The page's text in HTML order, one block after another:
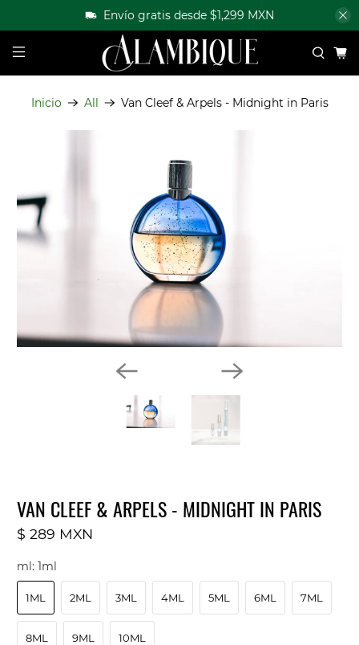
Envío gratis desde $1,299 MXN
Inicio All Van Cleef & Arpels - Midnight in Paris
VAN CLEEF & ARPELS - MIDNIGHT IN PARIS
$ 289 MXN
ml:1ml
1ML 2ML 3ML 4ML 5ML 6ML 7ML
8ML 9ML 10ML